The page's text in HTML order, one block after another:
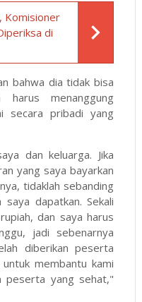
Komisioner
di
bahwa dia tidak bisa
harus menanggung
secara pribadi yang
dan keluarga. Jika
yang saya bayarkan
tidaklah sebanding
dapatkan. Sekali
dan saya harus
jadi sebenarnya
diberikan peserta
membantu kami
peserta yang sehat,"